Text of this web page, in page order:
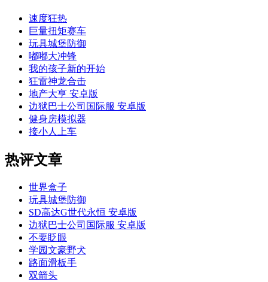
速度狂热
巨量扭矩赛车
玩具城堡防御
嘟嘟大冲锋
我的孩子新的开始
狂雷神龙合击
地产大亨 安卓版
边狱巴士公司国际服 安卓版
健身房模拟器
接小人上车
热评文章
世界盒子
玩具城堡防御
SD高达G世代永恒 安卓版
边狱巴士公司国际服 安卓版
不要眨眼
学园文豪野犬
路面滑板手
双箭头